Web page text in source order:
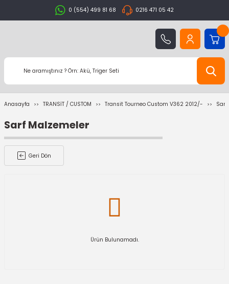
0 (554) 499 81 68 0216 471 05 42
Anasayfa TRANSİT / CUSTOM Transit Tourneo Custom V362 2012/- Sarf
Sarf Malzemeler
Geri Dön
Ürün Bulunamadı.